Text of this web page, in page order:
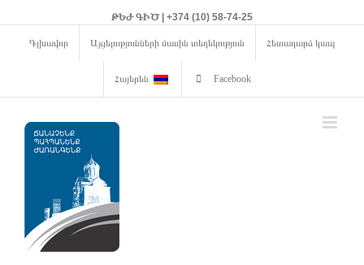
ԹԵԺ ԳԻԾ | +374 (10) 58-74-25
Գլխավոր Այցելությունների մասին տեղեկություն Հետադարձ կապ
Հայերեն Facebook